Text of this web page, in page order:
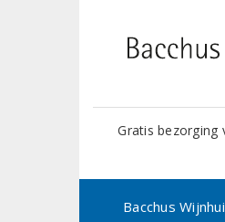
Gratis bezorging
Bacchus